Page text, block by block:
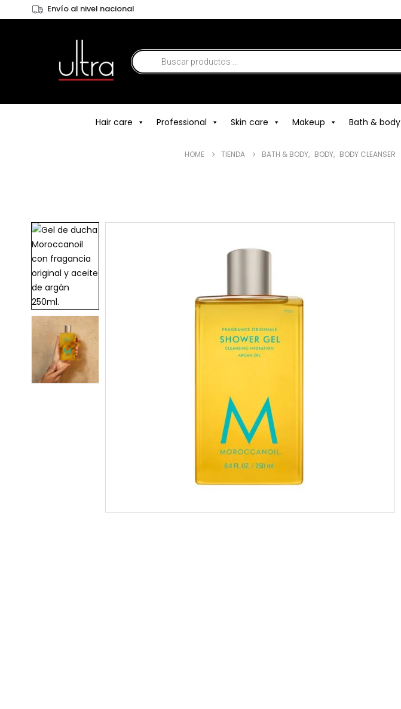
Envío al nivel nacional
Hair care Professional Skin care Makeup Bath & body
HOME TIENDA BATH & BODY, BODY, BODY CLEANSER